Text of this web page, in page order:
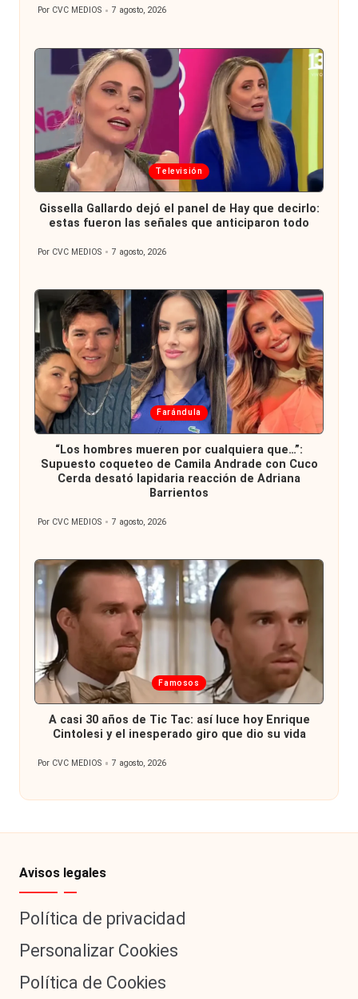
Publicado
Por CVC MEDIOS 7 agosto, 2026
Publicada
en
Televisión
Gissella Gallardo dejó el panel de Hay que decirlo:
estas fueron las señales que anticiparon todo
Publicado
Por CVC MEDIOS 7 agosto, 2026
Publicada
en
Farándula
“Los hombres mueren por cualquiera que…”:
Supuesto coqueteo de Camila Andrade con Cuco
Cerda desató lapidaria reacción de Adriana
Barrientos
Publicado
Por CVC MEDIOS 7 agosto, 2026
Publicada
en
Famosos
A casi 30 años de Tic Tac: así luce hoy Enrique
Cintolesi y el inesperado giro que dio su vida
Publicado
Por CVC MEDIOS 7 agosto, 2026
Avisos legales
Política de privacidad
Personalizar Cookies
Política de Cookies